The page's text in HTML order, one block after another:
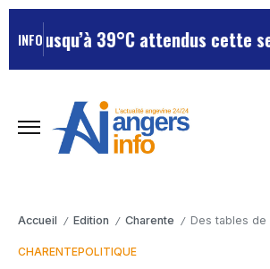
INFO39°C attendus cette
Accueil / Edition / Charente / Des tables de fête transformées en panneaux
CHARENTEPOLITIQUE